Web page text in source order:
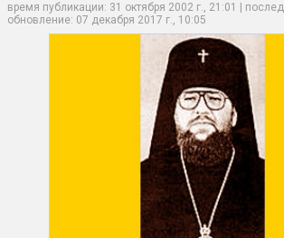
время публикации: 31 октября 2002 г., 21:01 |
обновление: 07 декабря 2017 г., 10:05